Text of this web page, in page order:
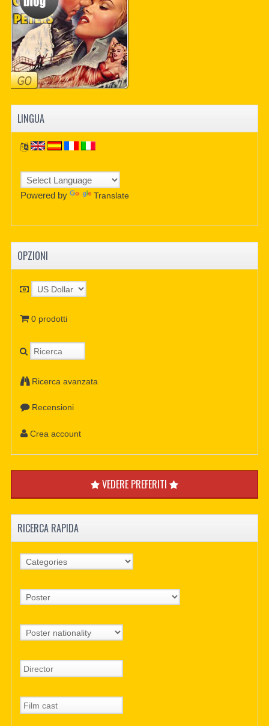
LINGUA
Powered by Translate
OPZIONI
0 prodotti
Ricerca avanzata
Recensioni
Crea account
VEDERE PREFERITI
RICERCA RAPIDA